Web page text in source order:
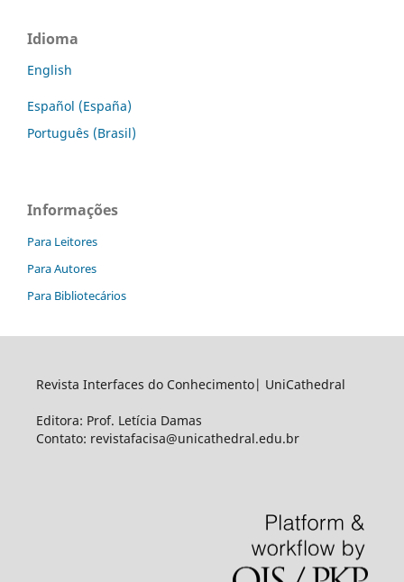
Idioma
English
Español (España)
Português (Brasil)
Informações
Para Leitores
Para Autores
Para Bibliotecários
Revista Interfaces do Conhecimento| UniCathedral
Editora: Prof. Letícia Damas
Contato: revistafacisa@unicathedral.edu.br